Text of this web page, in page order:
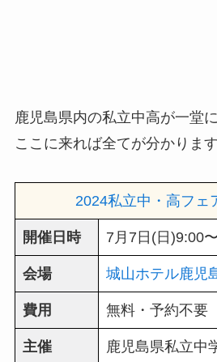
鹿児島県内の私立中高が一堂
ここに来れば全てが分かります
2024私立中・高フェ
開催日時 7月7日(日)9:00
会場 城山ホテル鹿児
費用 無料・予約不要
主催 鹿児島県私立中